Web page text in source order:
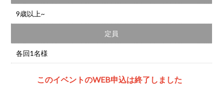
9歳以上~
定員
各回1名様
このイベントのWEB申込は終了しました